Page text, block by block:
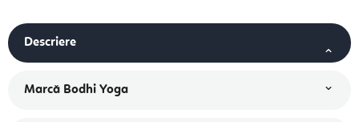
Descriere
Marcă Bodhi Yoga